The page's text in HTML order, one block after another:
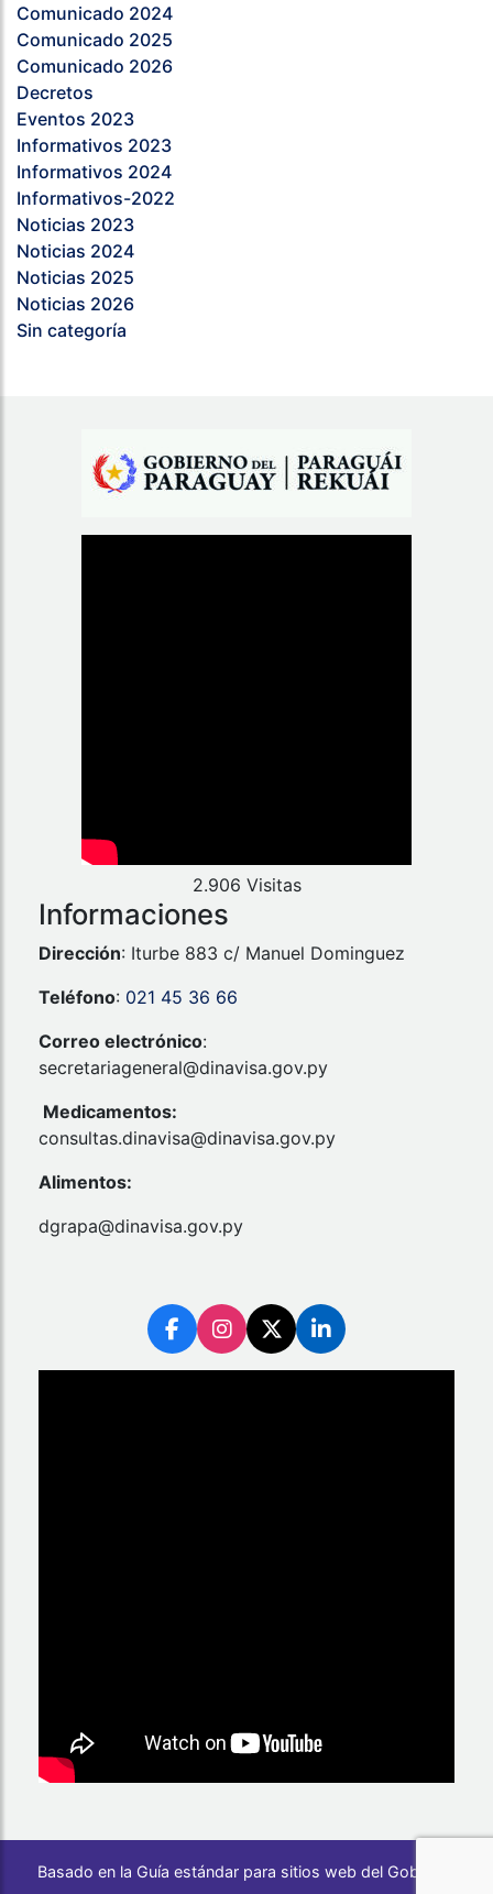
Comunicado 2024
Comunicado 2025
Comunicado 2026
Decretos
Eventos 2023
Informativos 2023
Informativos 2024
Informativos-2022
Noticias 2023
Noticias 2024
Noticias 2025
Noticias 2026
Sin categoría
2.906 Visitas
Informaciones
Dirección: Iturbe 883 c/ Manuel Dominguez
Teléfono: 021 45 36 66
Correo electrónico:
secretariageneral@dinavisa.gov.py
Medicamentos:
consultas.dinavisa@dinavisa.gov.py
Alimentos:
dgrapa@dinavisa.gov.py
Basado en la Guía estándar para sitios web del Gobierno